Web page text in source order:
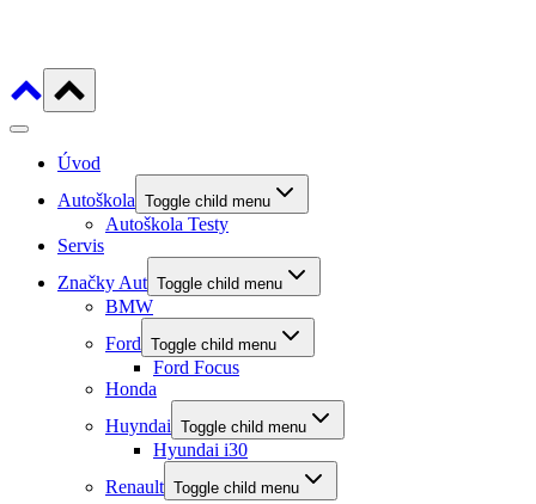
Úvod
Autoškola Toggle child menu
Autoškola Testy
Servis
Značky Aut Toggle child menu
BMW
Ford Toggle child menu
Ford Focus
Honda
Huyndai Toggle child menu
Hyundai i30
Renault Toggle child menu